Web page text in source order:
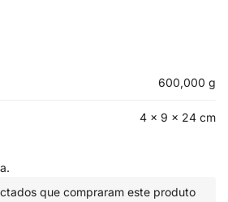
600,000 g
4 × 9 × 24 cm
que compraram este produto